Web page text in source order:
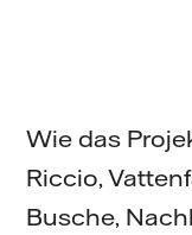
Wie das
Riccio,
Busche,